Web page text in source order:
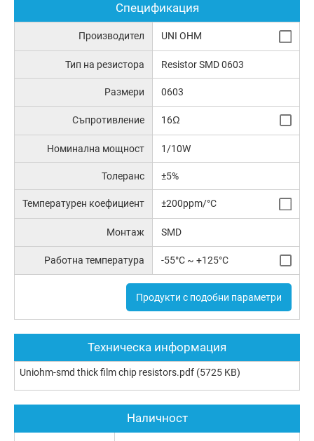
Спецификация
Производител UNI OHM
Тип на резистора Resistor SMD 0603
Размери 0603
Съпротивление 16Ω
Номинална мощност 1/10W
Толеранс ±5%
Температурен коефициент ±200ppm/°C
Монтаж SMD
Работна температура -55°C ~ +125°C
Продукти с подобни параметри
Техническа информация
Uniohm-smd thick film chip resistors.pdf (5725 KB)
Наличност